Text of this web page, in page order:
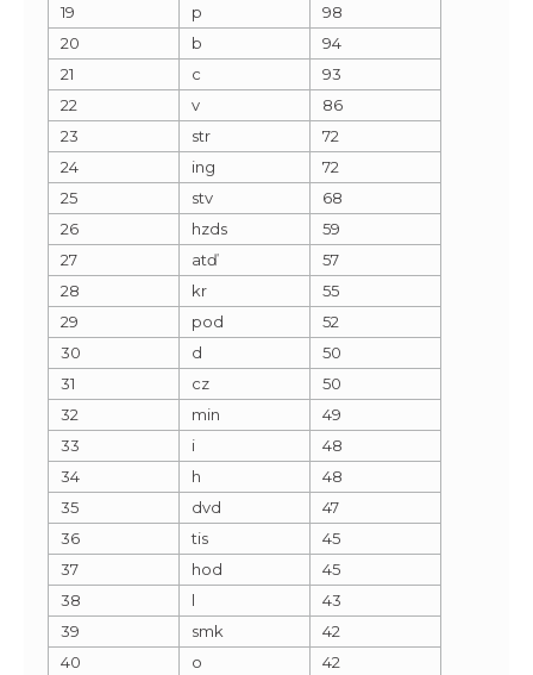
19
p
98
20
b
94
21
c
93
22
v
86
23
str
72
24
ing
72
25
stv
68
26
hzds
59
27
atď
57
28
kr
55
29
pod
52
30
d
50
31
cz
50
32
min
49
33
i
48
34
h
48
35
dvd
47
36
tis
45
37
hod
45
38
l
43
39
smk
42
40
o
42